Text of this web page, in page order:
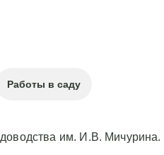
Работы в саду
им. И.В. Мичурина.